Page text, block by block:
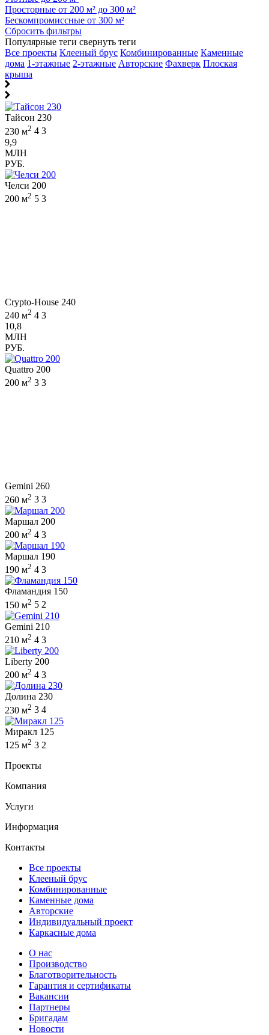
Просторные от 200 м² до 300 м²
Бескомпромиссные от 300 м²
Сбросить фильтры
Популярные теги свернуть теги
Все проекты Клееный брус Комбинированные Каменные
дома 1-этажные 2-этажные Авторские Фахверк Плоская
крыша
Тайсон 230
230 м2 4 3
9,9
МЛН
РУБ.
Челси 200
200 м2 5 3
Crypto-House 240
240 м2 4 3
10,8
МЛН
РУБ.
Quattro 200
200 м2 3 3
Gemini 260
260 м2 3 3
Маршал 200
200 м2 4 3
Маршал 190
190 м2 4 3
Фламандия 150
150 м2 5 2
Gemini 210
210 м2 4 3
Liberty 200
200 м2 4 3
Долина 230
230 м2 3 4
Миракл 125
125 м2 3 2
Проекты
Компания
Услуги
Информация
Контакты
Все проекты
Клееный брус
Комбинированные
Каменные дома
Авторские
Индивидуальный проект
Каркасные дома
О нас
Производство
Благотворительность
Гарантия и сертификаты
Вакансии
Партнеры
Бригадам
Новости